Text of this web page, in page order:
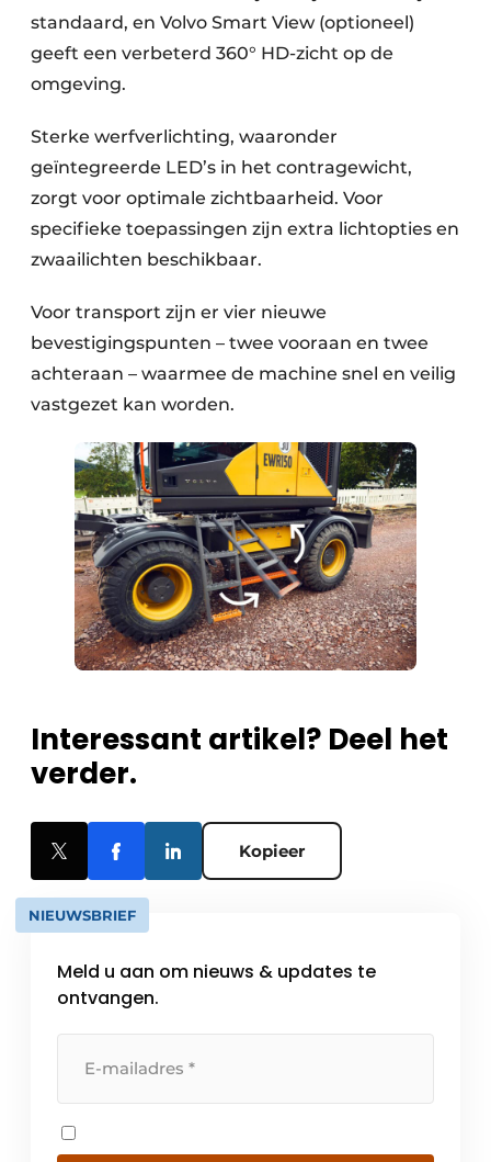
standaard, en Volvo Smart View (optioneel)
geeft een verbeterd 360° HD-zicht op de
omgeving.
Sterke werfverlichting, waaronder
geïntegreerde LED’s in het contragewicht,
zorgt voor optimale zichtbaarheid. Voor
specifieke toepassingen zijn extra lichtopties en
zwaailichten beschikbaar.
Voor transport zijn er vier nieuwe
bevestigingspunten – twee vooraan en twee
achteraan – waarmee de machine snel en veilig
vastgezet kan worden.
Interessant artikel? Deel het
verder.
Kopieer
NIEUWSBRIEF
Meld u aan om nieuws & updates te
ontvangen.